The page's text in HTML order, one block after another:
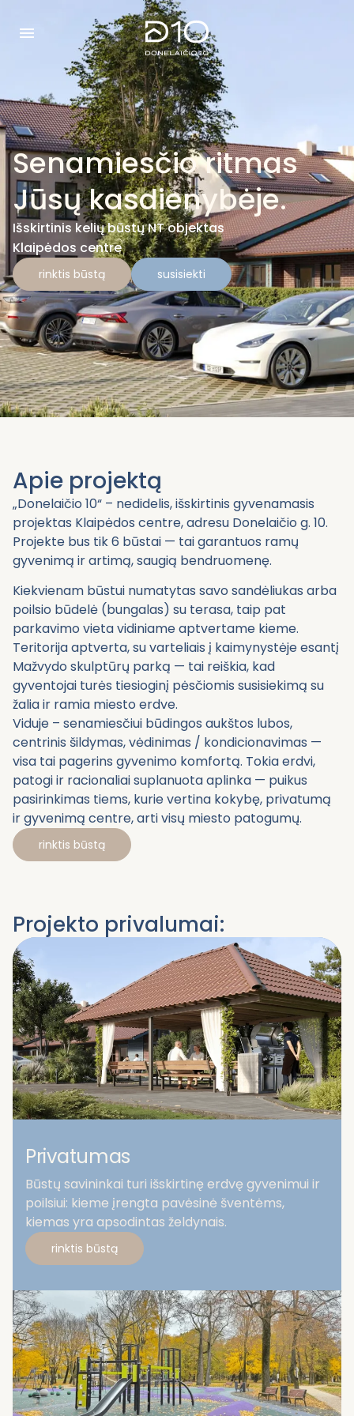
Senamiesčio ritmas
Jūsų kasdienybėje.
Išskirtinis kelių būstų NT objektas
Klaipėdos centre
rinktis būstą susisiekti
Apie projektą
„Donelaičio 10“ – nedidelis, išskirtinis gyvenamasis
projektas Klaipėdos centre, adresu Donelaičio g. 10.
Projekte bus tik 6 būstai — tai garantuos ramų
gyvenimą ir artimą, saugią bendruomenę.
Kiekvienam būstui numatytas savo sandėliukas arba
poilsio būdelė (bungalas) su terasa, taip pat
parkavimo vieta vidiniame aptvertame kieme.
Teritorija aptverta, su varteliais į kaimynystėje esantį
Mažvydo skulptūrų parką — tai reiškia, kad
gyventojai turės tiesioginį pėsčiomis susisiekimą su
žalia ir ramia miesto erdve.
Viduje – senamiesčiui būdingos aukštos lubos,
centrinis šildymas, vėdinimas / kondicionavimas —
visa tai pagerins gyvenimo komfortą. Tokia erdvi,
patogi ir racionaliai suplanuota aplinka — puikus
pasirinkimas tiems, kurie vertina kokybę, privatumą
ir gyvenimą centre, arti visų miesto patogumų.
rinktis būstą
Projekto privalumai:
Privatumas
Būstų savininkai turi išskirtinę erdvę gyvenimui ir
poilsiui: kieme įrengta pavėsinė šventėms,
kiemas yra apsodintas želdynais​.
rinktis būstą